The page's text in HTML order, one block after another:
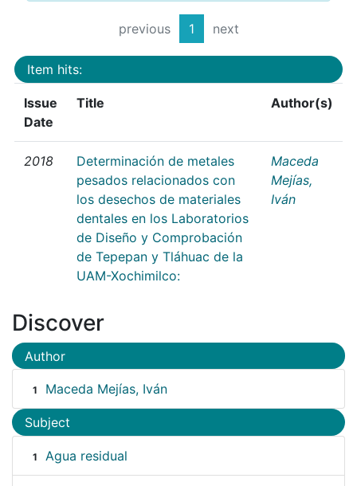
previous 1 next
Item hits:
Issue
Date
Title Author(s)
2018
Determinación de metales
pesados relacionados con
los desechos de materiales
dentales en los Laboratorios
de Diseño y Comprobación
de Tepepan y Tláhuac de la
UAM-Xochimilco:
Maceda
Mejías,
Iván
Discover
Author
1 Maceda Mejías, Iván
Subject
1 Agua residual